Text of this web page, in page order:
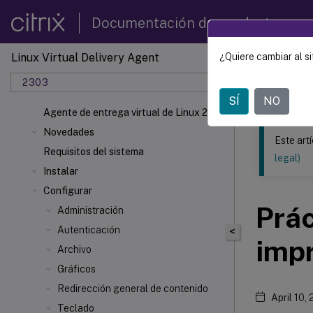
Documentación de productos
Linux Virtual Delivery Agent
2303
Agente de entrega virtual de Linux 2303
Novedades
Requisitos del sistema
Instalar
Configurar
Administración
Autenticación
Archivo
Gráficos
Redirección general de contenido
Teclado
Este
<
Este
legal)
April 10,
¿Quiere cambiar al
SÍ NO